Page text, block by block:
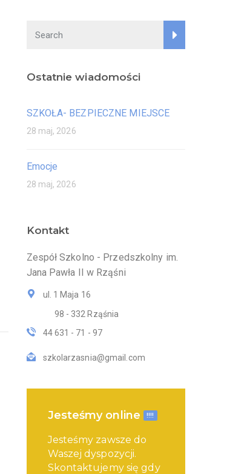
Ostatnie wiadomości
SZKOŁA- BEZPIECZNE MIEJSCE
28 maj, 2026
Emocje
28 maj, 2026
Kontakt
Zespół Szkolno - Przedszkolny im.
Jana Pawła II w Rząśni
ul. 1 Maja 16
98 - 332 Rząśnia
44 631 - 71 - 97
szkolarzasnia@gmail.com
Jesteśmy online !!!!
Jesteśmy zawsze do
Waszej dyspozycji.
Skontaktujemy się gdy